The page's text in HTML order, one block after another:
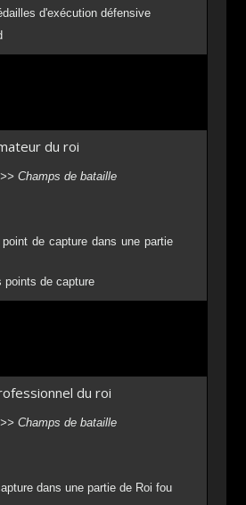
d'exécution défensive
du roi
Champs de bataille
de capture dans une partie
points de capture
du roi
Champs de bataille
dans une partie de Roi fou